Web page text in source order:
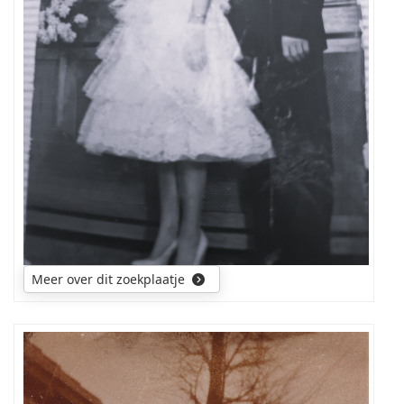
Meer over dit zoekplaatje
Wie
herkent
de